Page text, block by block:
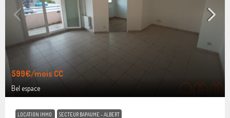
599€/mois CC
Bel espace
LOCATION IMMO SECTEUR BAPAUME - ALBERT